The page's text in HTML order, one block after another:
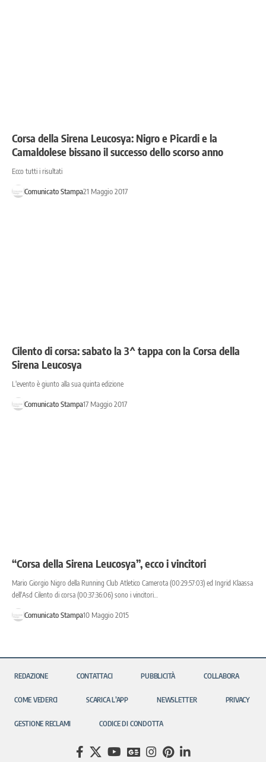
Corsa della Sirena Leucosya: Nigro e Picardi e la
Camaldolese bissano il successo dello scorso anno
Ecco tutti i risultati
Comunicato Stampa21 Maggio 2017
Cilento di corsa: sabato la 3^ tappa con la Corsa della
Sirena Leucosya
L'evento è giunto alla sua quinta edizione
Comunicato Stampa17 Maggio 2017
“Corsa della Sirena Leucosya”, ecco i vincitori
Mario Giorgio Nigro della Running Club Atletico Camerota (00:29:57:03) ed Ingrid Klaassa
dell'Asd Cilento di corsa (00:37:36:06) sono i vincitori…
Comunicato Stampa10 Maggio 2015
REDAZIONE CONTATTACI PUBBLICITÀ COLLABORA
COME VEDERCI SCARICA L’APP NEWSLETTER PRIVACY
GESTIONE RECLAMI CODICE DI CONDOTTA